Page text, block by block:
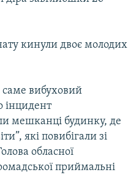
кинули двоє молодих
саме вибуховий
інцидент
мешканці будинку, де
які повибігали зі
обласної
приймальні